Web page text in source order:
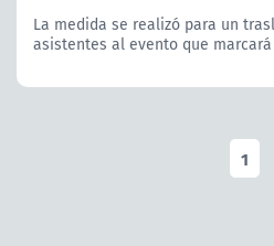
La medida se realizó para un
asistentes al evento que marcará
1